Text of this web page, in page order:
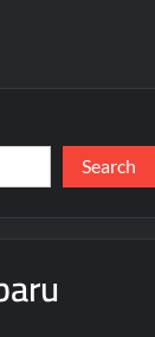
Search